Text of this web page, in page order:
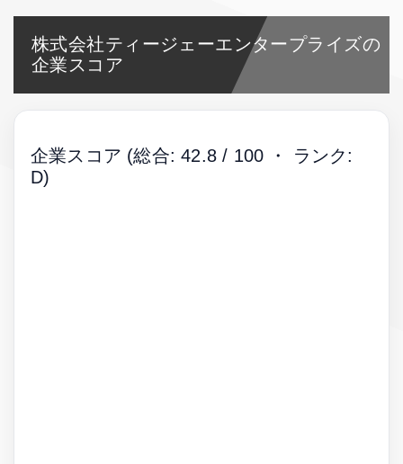
株式会社ティージェーエンタープライズの
企業スコア
企業スコア (総合: 42.8 / 100 ・ ランク:
D)